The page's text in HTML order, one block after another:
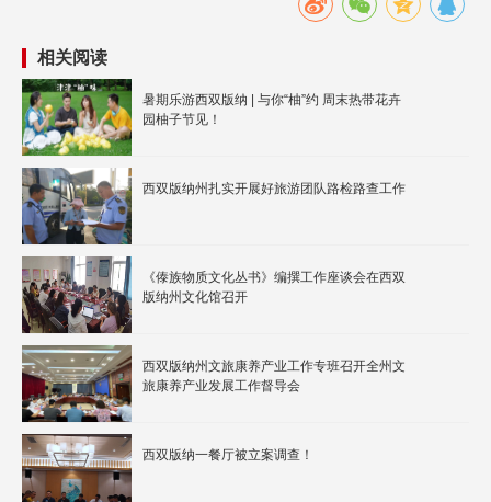
相关阅读
暑期乐游西双版纳 | 与你“柚”约 周末热带花卉
园柚子节见！
西双版纳州扎实开展好旅游团队路检路查工作
《傣族物质文化丛书》编撰工作座谈会在西双
版纳州文化馆召开
西双版纳州文旅康养产业工作专班召开全州文
旅康养产业发展工作督导会
西双版纳一餐厅被立案调查！